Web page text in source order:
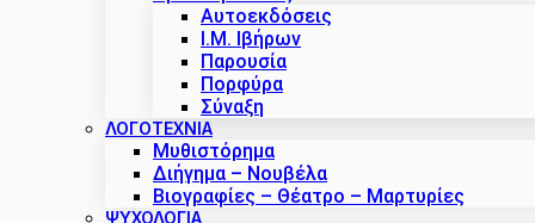
Αυτοεκδόσεις
Ι.Μ. Ιβήρων
Παρουσία
Πορφύρα
Σύναξη
ΛΟΓΟΤΕΧΝΙΑ
Μυθιστόρημα
Διήγημα – Νουβέλα
Βιογραφίες – Θέατρο – Μαρτυρίες
ΨΥΧΟΛΟΓΙΑ